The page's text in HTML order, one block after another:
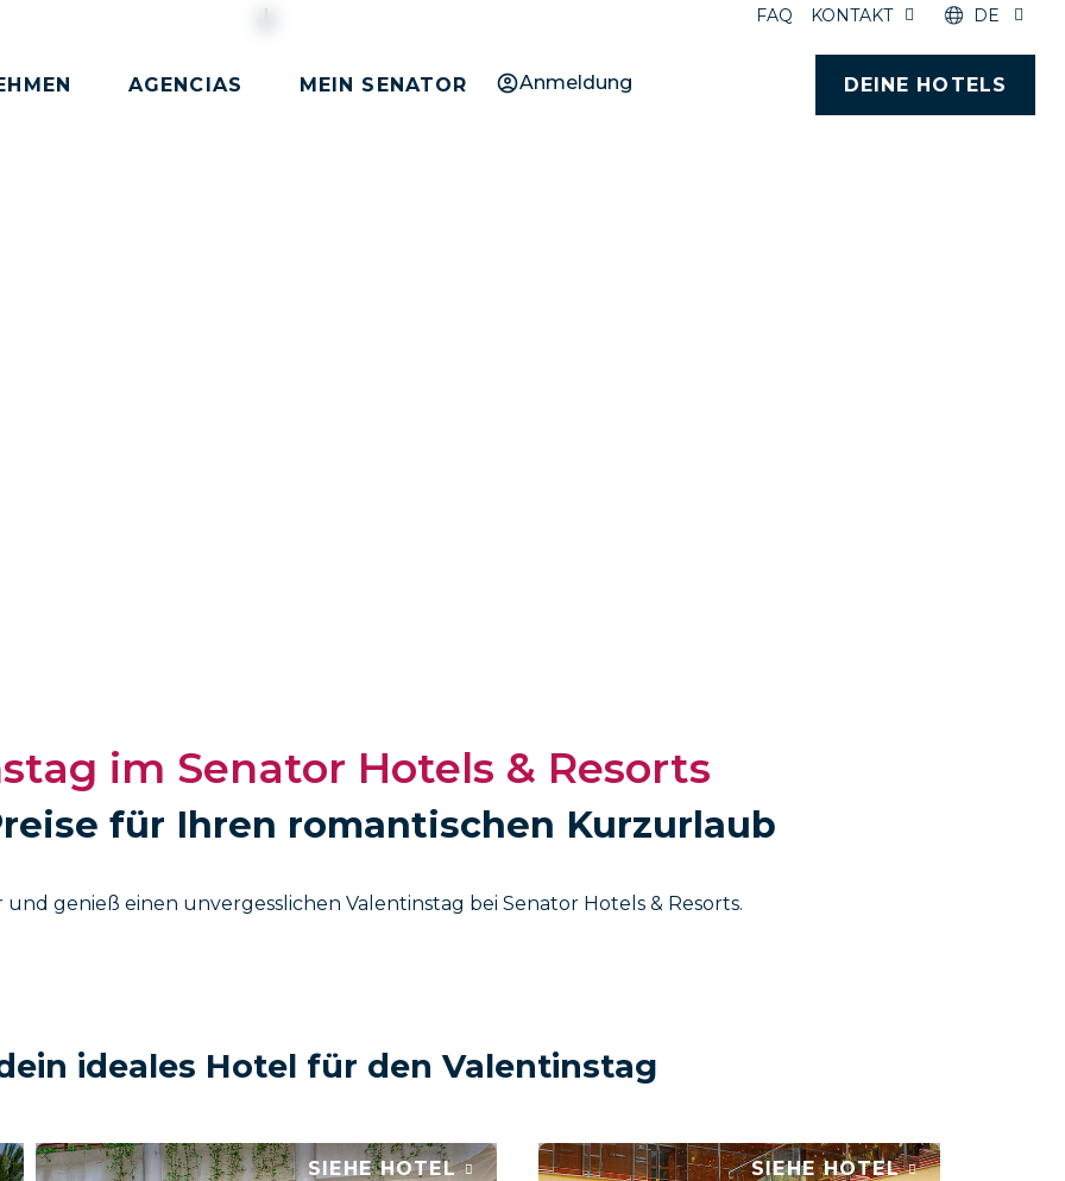
FAQ KONTAKT DE
AGENCIAS MEIN SENATOR Anmeldung DEINE HOTELS
im Senator Hotels & Resorts
für Ihren romantischen Kurzurlaub
genieß einen unvergesslichen Valentinstag bei Senator Hotels & Resorts.
ideales Hotel für den Valentinstag
SIEHE HOTEL SIEHE HOTEL